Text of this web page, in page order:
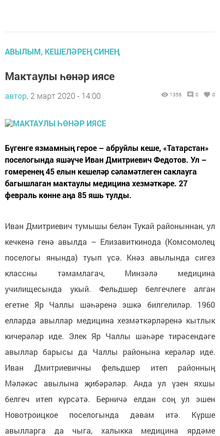
АВЫЛЫМ, КЕШЕЛӘРЕҢ СИНЕҢ
Мактаулы һөнәр иясе
автор, 2 март 2020 - 14:00 1356 0 0
Бүгенге язмамның герое – абруйлы кеше, «Татарстан»
поселогында яшәүче Иван Дмитриевич Федотов. Ул –
гомеренең 45 елын кешеләр сәламәтлеген саклауга
багышлаган мактаулы медицина хезмәткәре. 27
февраль көнне аңа 85 яшь тулды.
Иван Дмитриевич тумышы белән Тукай районыннан, ул
кечкенә генә авылда – Елизавиткинода (Комсомолец
поселогы янында) туып үсә. Кнәз авылында сигез
классны тәмамлагач, Минзәлә медицина
училищесында укый. Фельдшер белгечлеге алган
егетне Яр Чаллы шәһәренә эшкә билгелиләр. 1960
елларда авыллар медицина хезмәткәрләренә кытлык
кичерәләр иде. Элек Яр Чаллы шәһәре тирәсендәге
авыллар барысы да Чаллы районына керәләр иде.
Иван Дмитриевичны фельдшер итеп районның
Мәләкәс авылына җибәрәләр. Анда ул үзен яхшы
белгеч итеп күрсәтә. Берничә елдан соң ул эшен
Новотроицкое поселогында дәвам итә. Күрше
авылларга да чыга, халыкка медицина ярдәме